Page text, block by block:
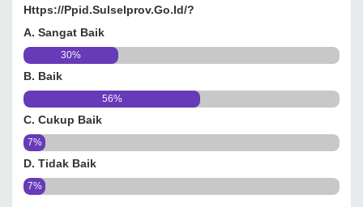
Https://ppid.sulselprov.go.id/?
A. Sangat Baik
30%
B. Baik
56%
C. Cukup Baik
7%
D. Tidak Baik
7%